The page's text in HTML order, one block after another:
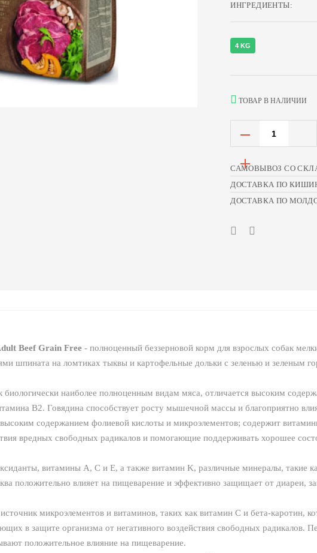
ИНГРЕДИЕНТЫ:
4 KG
ТОВАР В НАЛИЧИИ
САМОВЫВОЗ СО
ДОСТАВКА ПО
ДОСТАВКА ПО
Beef Grain Free - полноценный беззерновой корм для взрослых собак
шпината на ломтиках тыквы и картофельные дольки с зеленью и зеленым
биологически наиболее полноценным видам мяса, отличается высоким
В2. Говядина cпособствует росту мышечной массы и благоприятно
высоким содержанием фолиевой кислоты и микроэлементов; содержит
вредных свободных радикалов и помогающие поддерживать хорошее
витамины A, C и E, а также витамин K, различные минералы, такие
положительно влияет на пищеварение и эффективно защищает от диареи,
микроэлементов и витаминов, таких как витамин С и бета-каротин,
в защите организма от негативного воздействия свободных радикалов.
положительное влияние на пищеварение.